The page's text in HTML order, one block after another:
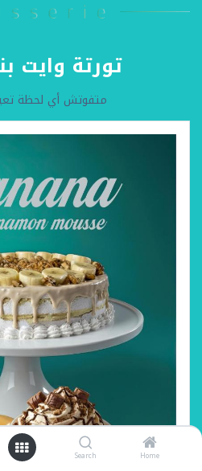
Home
Search
تورتة وايت
متفوتش أي لحظة تعيش